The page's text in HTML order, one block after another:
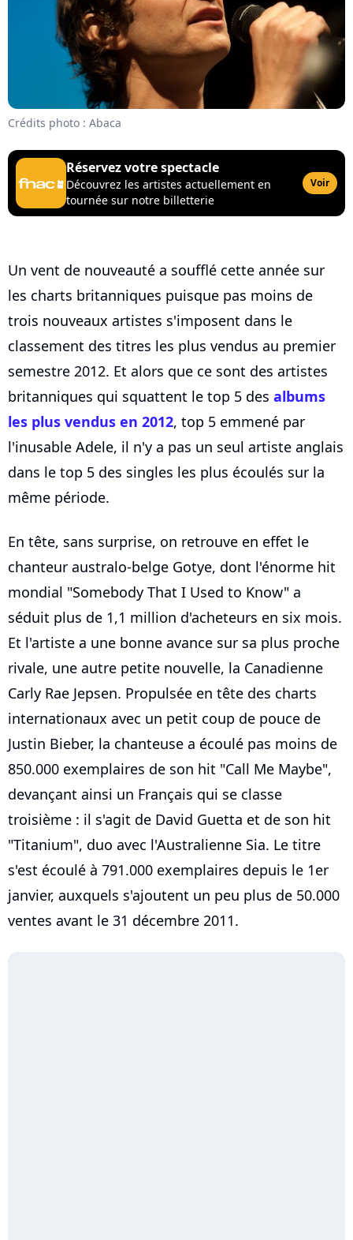
Crédits photo : Abaca
Réservez votre spectacle
Découvrez les artistes actuellement en
tournée sur notre billetterie
Voir
Un vent de nouveauté a soufflé cette année sur
les charts britanniques puisque pas moins de
trois nouveaux artistes s'imposent dans le
classement des titres les plus vendus au premier
semestre 2012. Et alors que ce sont des artistes
britanniques qui squattent le top 5 des albums
les plus vendus en 2012, top 5 emmené par
l'inusable Adele, il n'y a pas un seul artiste anglais
dans le top 5 des singles les plus écoulés sur la
même période.
En tête, sans surprise, on retrouve en effet le
chanteur australo-belge Gotye, dont l'énorme hit
mondial "Somebody That I Used to Know" a
séduit plus de 1,1 million d'acheteurs en six mois.
Et l'artiste a une bonne avance sur sa plus proche
rivale, une autre petite nouvelle, la Canadienne
Carly Rae Jepsen. Propulsée en tête des charts
internationaux avec un petit coup de pouce de
Justin Bieber, la chanteuse a écoulé pas moins de
850.000 exemplaires de son hit "Call Me Maybe",
devançant ainsi un Français qui se classe
troisième : il s'agit de David Guetta et de son hit
"Titanium", duo avec l'Australienne Sia. Le titre
s'est écoulé à 791.000 exemplaires depuis le 1er
janvier, auxquels s'ajoutent un peu plus de 50.000
ventes avant le 31 décembre 2011.